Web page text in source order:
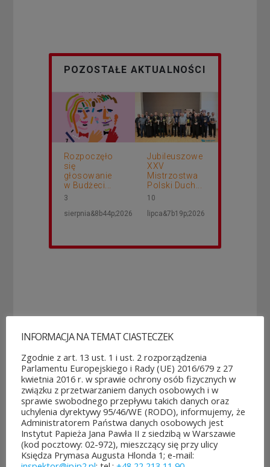
POZOSTAŁE AKTUALNOŚCI
Rozpoczęło
się
głosowanie
w Budżeci...
3
sierpnia&8b44p;2026
Jubileuszowe
XXV
Mistrzostwa
Polski Duch...
10
lipca&7b19p;2026
POZOSTAŁE AKTUALNOŚCI
ROZPOCZĘŁO SIĘ GŁOSOWANIE W BUDŻECIE
OBYWATELSKIM MAZOWSZA!
03 sierpnia&8b44p;2026
INFORMACJA NA TEMAT CIASTECZEK
Zgodnie z art. 13 ust. 1 i ust. 2 rozporządzenia
Parlamentu Europejskiego i Rady (UE) 2016/679 z 27
kwietnia 2016 r. w sprawie ochrony osób fizycznych w
związku z przetwarzaniem danych osobowych i w
sprawie swobodnego przepływu takich danych oraz
uchylenia dyrektywy 95/46/WE (RODO), informujemy, że
Administratorem Państwa danych osobowych jest
Instytut Papieża Jana Pawła II z siedzibą w Warszawie
(kod pocztowy: 02-972), mieszczący się przy ulicy
Księdza Prymasa Augusta Hlonda 1; e-mail: